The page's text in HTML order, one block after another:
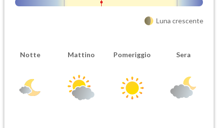
Luna crescente
Notte Mattino Pomeriggio Sera